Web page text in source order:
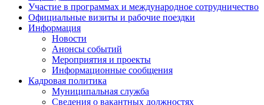
Участие в программах и международное сотрудничество
Официальные визиты и рабочие поездки
Информация
Новости
Анонсы событий
Мероприятия и проекты
Информационные сообщения
Кадровая политика
Муниципальная служба
Сведения о вакантных должностях